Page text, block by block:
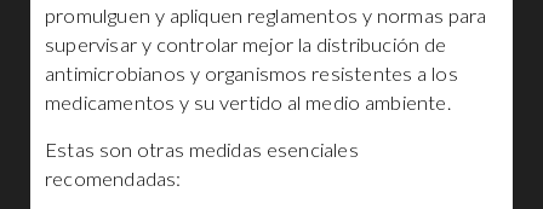
promulguen y apliquen reglamentos y normas para
supervisar y controlar mejor la distribución de
antimicrobianos y organismos resistentes a los
medicamentos y su vertido al medio ambiente.
Estas son otras medidas esenciales
recomendadas: